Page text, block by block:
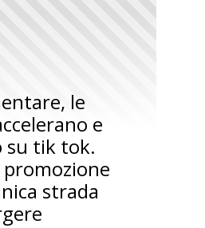
le
e
su tik tok.
strada